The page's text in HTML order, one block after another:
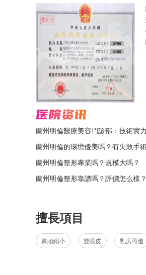
蘭州明倫醫療美容門診部：技術實
蘭州明倫的環境優美嗎？有失敗手
蘭州明倫整形專業嗎？規模大嗎？
蘭州明倫整形靠譜嗎？評價怎么樣？
擅長項目
鼻頭縮小 雙眼皮 乳房再造